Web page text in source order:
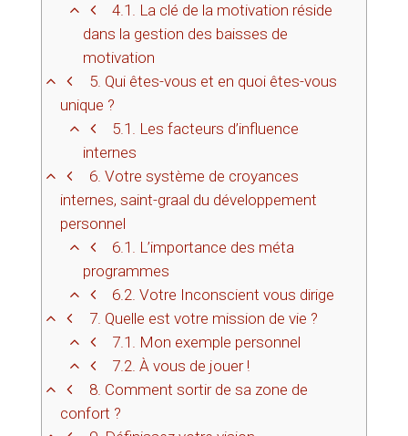
4.1. La clé de la motivation réside
dans la gestion des baisses de
motivation
5. Qui êtes-vous et en quoi êtes-vous
unique ?
5.1. Les facteurs d’influence
internes
6. Votre système de croyances
internes, saint-graal du développement
personnel
6.1. L’importance des méta
programmes
6.2. Votre Inconscient vous dirige
7. Quelle est votre mission de vie ?
7.1. Mon exemple personnel
7.2. À vous de jouer !
8. Comment sortir de sa zone de
confort ?